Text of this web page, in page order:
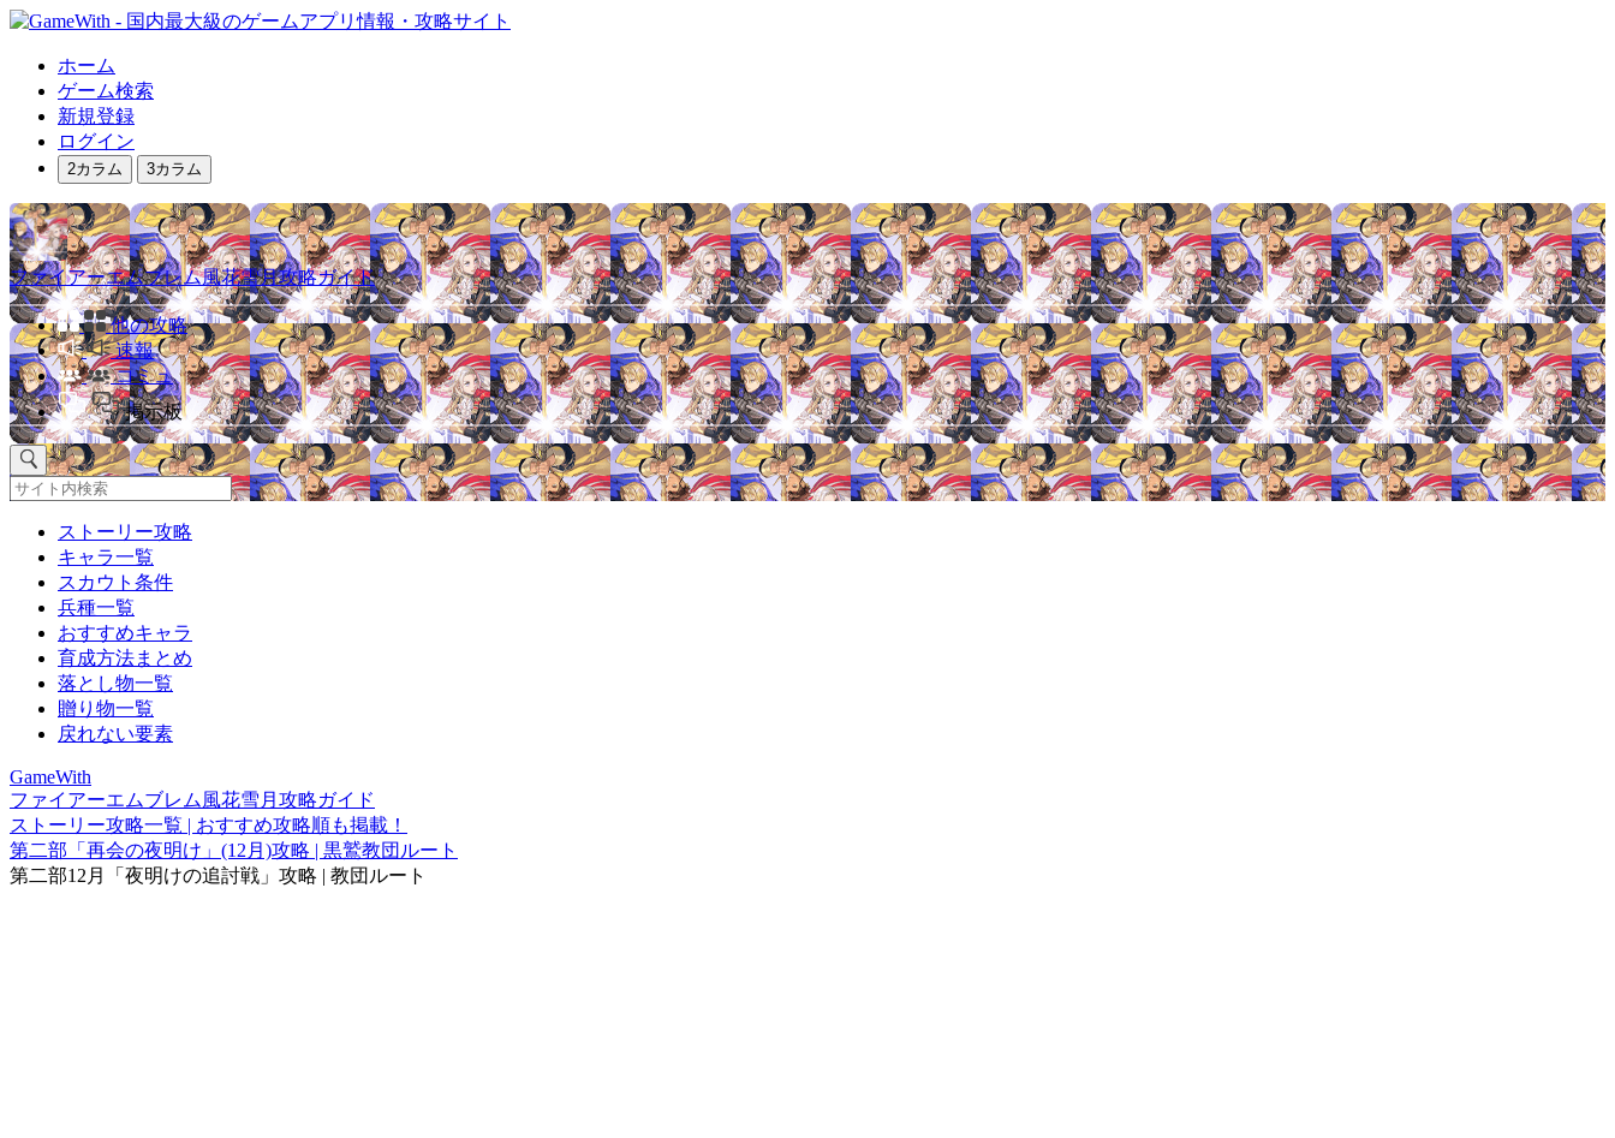
ホーム
ゲーム検索
新規登録
ログイン
2カラム 3カラム
ファイアーエムブレム風花雪月攻略ガイド
他の攻略
速報
コミュ
掲示板
ストーリー攻略
キャラ一覧
スカウト条件
兵種一覧
おすすめキャラ
育成方法まとめ
落とし物一覧
贈り物一覧
戻れない要素
GameWith
ファイアーエムブレム風花雪月攻略ガイド
ストーリー攻略一覧 | おすすめ攻略順も掲載！
第二部「再会の夜明け」(12月)攻略 | 黒鷲教団ルート
第二部12月「夜明けの追討戦」攻略 | 教団ルート